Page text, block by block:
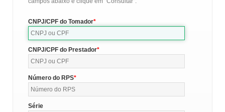
CNPJ/CPF do Tomador
CNPJ/CPF do Prestador
Número do RPS
Série